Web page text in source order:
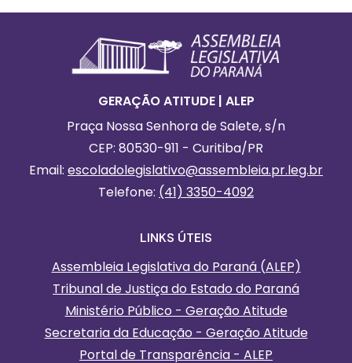
Informações Gerais
GERAÇÃO ATITUDE | ALEP
Praça Nossa Senhora de Salete, s/n
CEP: 80530-911 - Curitiba/PR
Email: escoladolegislativo@assembleia.pr.leg.br
Telefone: (41) 3350-4092
LINKS ÚTEIS
Assembleia Legislativa do Paraná (ALEP)
Tribunal de Justiça do Estado do Paraná
Ministério Público - Geração Atitude
Secretaria da Educação - Geração Atitude
Portal de Transparência - ALEP